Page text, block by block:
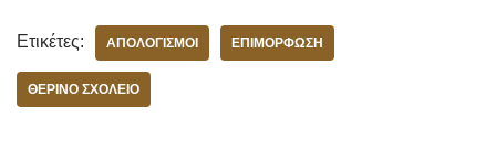
Ετικέτες: ΑΠΟΛΟΓΙΣΜΟΊ ΕΠΙΜΌΡΦΩΣΗ
ΘΕΡΙΝΌ ΣΧΟΛΕΊΟ